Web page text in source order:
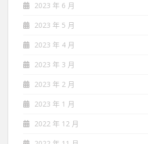
2023 年 6 月
2023 年 5 月
2023 年 4 月
2023 年 3 月
2023 年 2 月
2023 年 1 月
2022 年 12 月